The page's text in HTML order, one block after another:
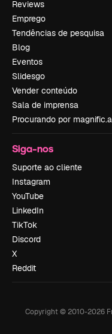
Reviews
Emprego
Tendências de pesquisa
Blog
Eventos
Slidesgo
Vender conteúdo
Sala de imprensa
Procurando por
Siga-nos
Suporte ao cliente
Instagram
YouTube
LinkedIn
TikTok
Discord
X
Reddit
Copyright © 2010-2026